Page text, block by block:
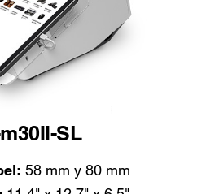
SL
58 mm y 80 mm